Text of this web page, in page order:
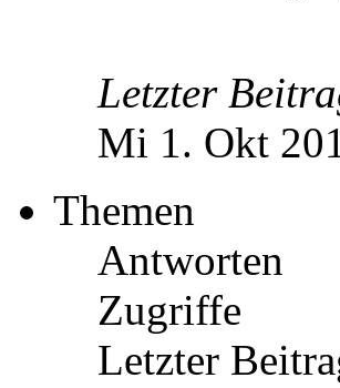
Letzter
Mi 1. Okt
Themen
Antworten
Zugriffe
Letzter